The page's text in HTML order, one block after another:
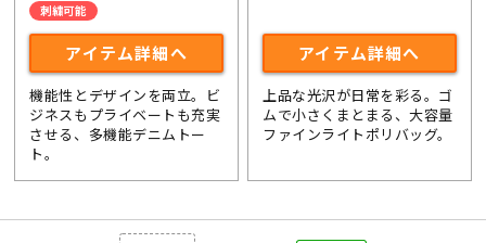
刺繍可能
アイテム詳細へ
機能性とデザインを両立。ビ
ジネスもプライベートも充実
させる、多機能デニムトー
ト。
アイテム詳細へ
上品な光沢が日常を彩る。ゴ
ムで小さくまとまる、大容量
ファインライトポリバッグ。